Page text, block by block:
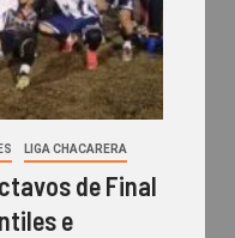
LIGA CHACARERA
de Final
e